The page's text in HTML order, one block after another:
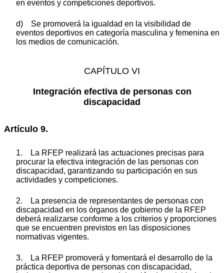
en eventos y competiciones deportivos.
d) Se promoverá la igualdad en la visibilidad de
eventos deportivos en categoría masculina y femenina en
los medios de comunicación.
CAPÍTULO VI
Integración efectiva de personas con
discapacidad
Artículo 9.
1. La RFEP realizará las actuaciones precisas para
procurar la efectiva integración de las personas con
discapacidad, garantizando su participación en sus
actividades y competiciones.
2. La presencia de representantes de personas con
discapacidad en los órganos de gobierno de la RFEP
deberá realizarse conforme a los criterios y proporciones
que se encuentren previstos en las disposiciones
normativas vigentes.
3. La RFEP promoverá y fomentará el desarrollo de la
práctica deportiva de personas con discapacidad,